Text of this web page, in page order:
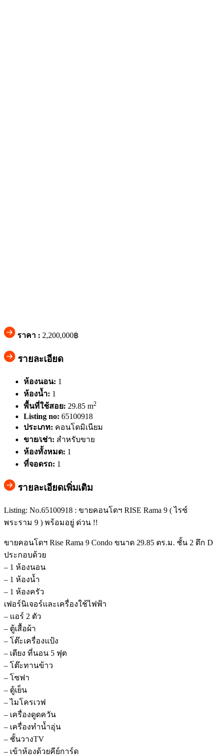
ราคา : 2,200,000฿
รายละเอียด
ห้องนอน: 1
ห้องน้ำ: 1
พื้นที่ใช้สอย: 29.85 m2
Listing no: 65100918
ประเภท: คอนโดมิเนียม
ขาย/เช่า: สำหรับขาย
ห้องทั้งหมด: 1
ที่จอดรถ: 1
รายละเอียดเพิ่มเติม
Listing: No.65100918 : ขายคอนโดฯ RISE Rama 9 ( ไรซ์
พระราม 9 ) พร้อมอยู่ ด่วน !!
ขายคอนโดฯ Rise Rama 9 Condo ขนาด 29.85 ตร.ม. ชั้น 2 ตึก D
ประกอบด้วย
– 1 ห้องนอน
– 1 ห้องน้ำ
– 1 ห้องครัว
เฟอร์นิเจอร์และเครื่องใช้ไฟฟ้า
– แอร์ 2 ตัว
– ตู้เสื้อผ้า
– โต๊ะเครื่องแป้ง
– เตียง ที่นอน 5 ฟุต
– โต๊ะทานข้าว
– โซฟา
– ตู้เย็น
– ไมโครเวฟ
– เครื่องดูดควัน
– เครื่องทำน้ำอุ่น
– ชั้นวางTV
– เข้าห้องด้วยคีย์การ์ด